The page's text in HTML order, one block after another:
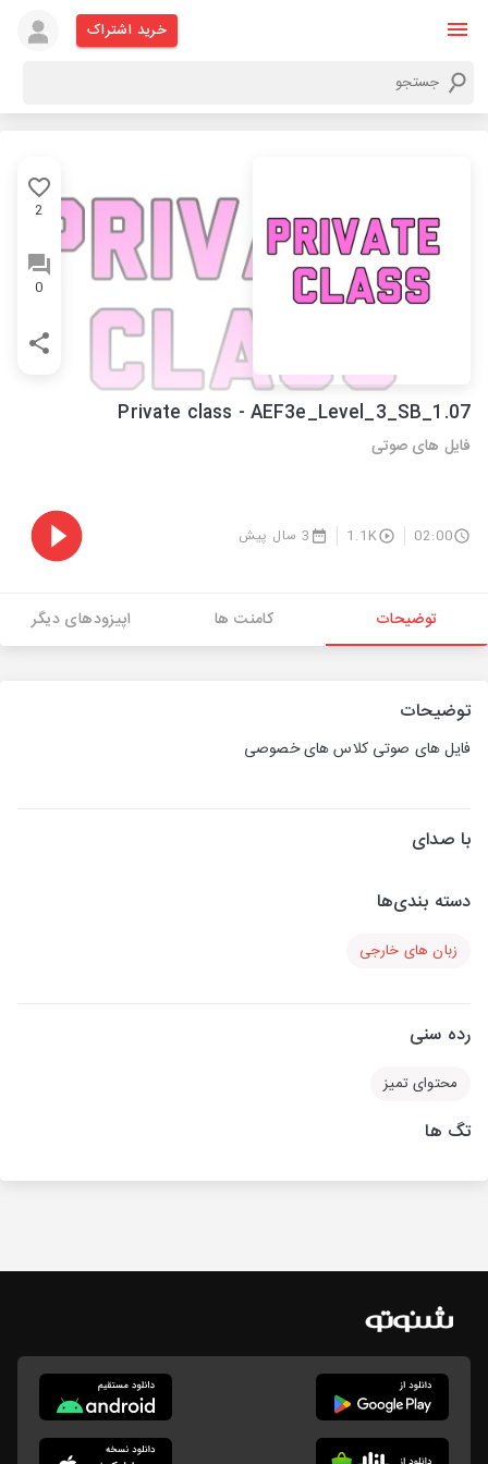
خرید اشتراک
2
0
Private class - AEF3e_Level_3_SB_1.07
فایل های صوتی
02:00
1.1K 3 سال پیش
توضیحات کامنت ها اپیزودهای دیگر
توضیحات
فایل های صوتی کلاس های خصوصی
با صدای
دسته بندی‌ها
زبان های خارجی
رده سنی
محتوای تمیز
تگ ها